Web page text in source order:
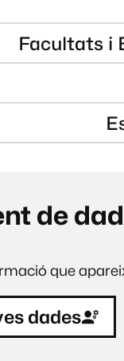
Facultats i
de
que
dades